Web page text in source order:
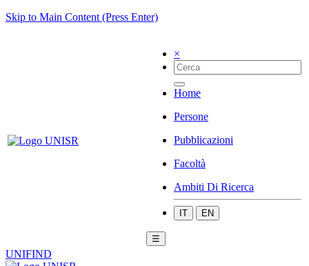
Skip to Main Content (Press Enter)
×
Home
Persone
Pubblicazioni
Facoltà
Ambiti Di Ricerca
IT EN
☰
UNIFIND